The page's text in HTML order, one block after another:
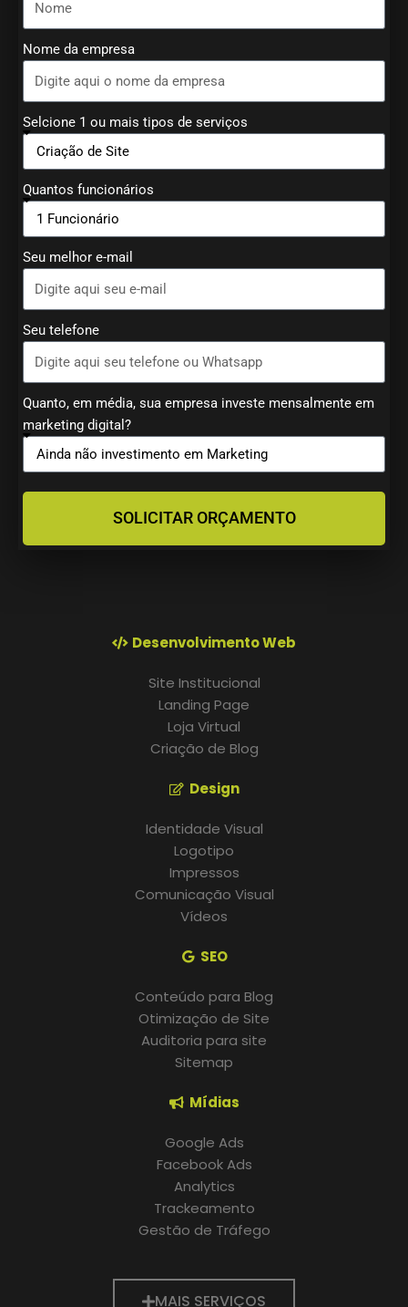
Nome da empresa
Selcione 1 ou mais tipos de serviços
Quantos funcionários
Seu melhor e-mail
Seu telefone
Quanto, em média, sua empresa investe mensalmente em
marketing digital?
SOLICITAR ORÇAMENTO
Desenvolvimento Web
Site Institucional
Landing Page
Loja Virtual
Criação de Blog
Design
Identidade Visual
Logotipo
Impressos
Comunicação Visual
Vídeos
SEO
Conteúdo para Blog
Otimização de Site
Auditoria para site
Sitemap
Mídias
Google Ads
Facebook Ads
Analytics
Trackeamento
Gestão de Tráfego
MAIS SERVIÇOS